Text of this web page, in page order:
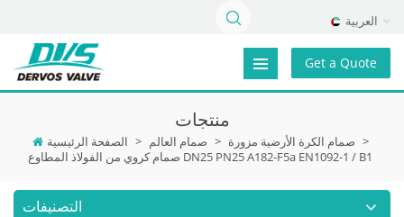
العربية
Get a Quote
منتجات
الصفحة الرئيسية > صمام العالم > صمام الكرة الأرضية مزورة >
صمام كروي من الفولاذ المطاوع DN25 PN25 A182-F5a EN1092-1 / B1
التصنيفات